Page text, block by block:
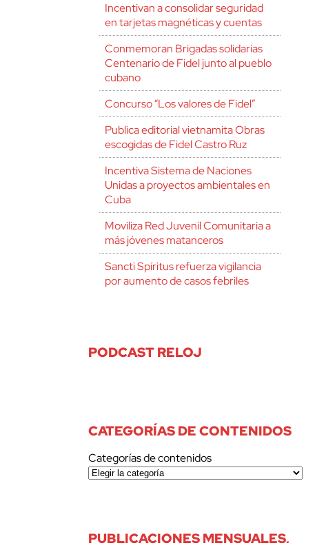
Incentivan a consolidar seguridad
en tarjetas magnéticas y cuentas
Conmemoran Brigadas solidarias
Centenario de Fidel junto al pueblo
cubano
Concurso “Los valores de Fidel”
Publica editorial vietnamita Obras
escogidas de Fidel Castro Ruz
Incentiva Sistema de Naciones
Unidas a proyectos ambientales en
Cuba
Moviliza Red Juvenil Comunitaria a
más jóvenes matanceros
Sancti Spíritus refuerza vigilancia
por aumento de casos febriles
PODCAST RELOJ
CATEGORÍAS DE CONTENIDOS
Categorías de contenidos
PUBLICACIONES MENSUALES,